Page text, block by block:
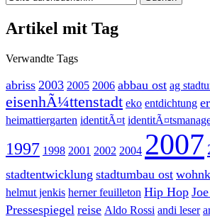
Artikel mit Tag
Verwandte Tags
abriss 2003 2005 2006 abbau ost ag
eisenhÃ¼ttenstadt eko entdichtung
heimattiergarten identitÃ¤t
1997 1998 2001 2002 2004 2007
stadtentwicklung stadtumbau ost
helmut jenkis herner feuilleton Hip Hop
Pressespiegel reise Aldo Rossi andi leser